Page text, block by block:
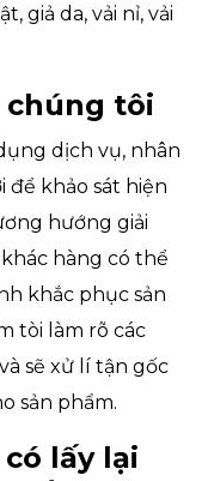
giả da, vải nỉ, vải
chúng tôi
dịch vụ, nhân
để khảo sát hiện
hướng giải
hàng có thể
khắc phục sản
tòi làm rõ các
sẽ xử lí tận gốc
sản phẩm.
lấy lại